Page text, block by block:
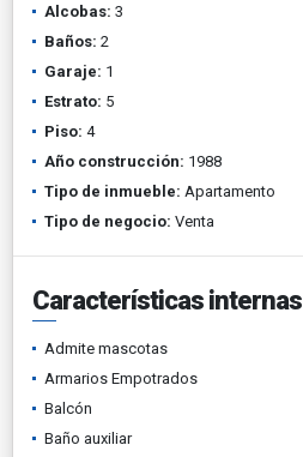
Alcobas: 3
Baños: 2
Garaje: 1
Estrato: 5
Piso: 4
Año construcción: 1988
Tipo de inmueble: Apartamento
Tipo de negocio: Venta
Características internas
Admite mascotas
Armarios Empotrados
Balcón
Baño auxiliar